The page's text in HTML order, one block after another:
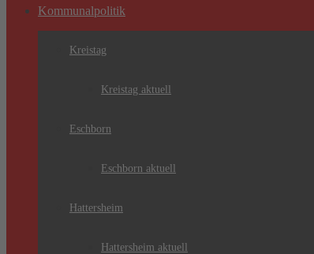
Kommunalpolitik
Kreistag
Kreistag aktuell
Eschborn
Eschborn aktuell
Hattersheim
Hattersheim aktuell